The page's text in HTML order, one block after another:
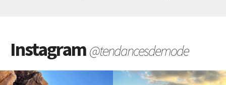
Instagram@tendancesdemode